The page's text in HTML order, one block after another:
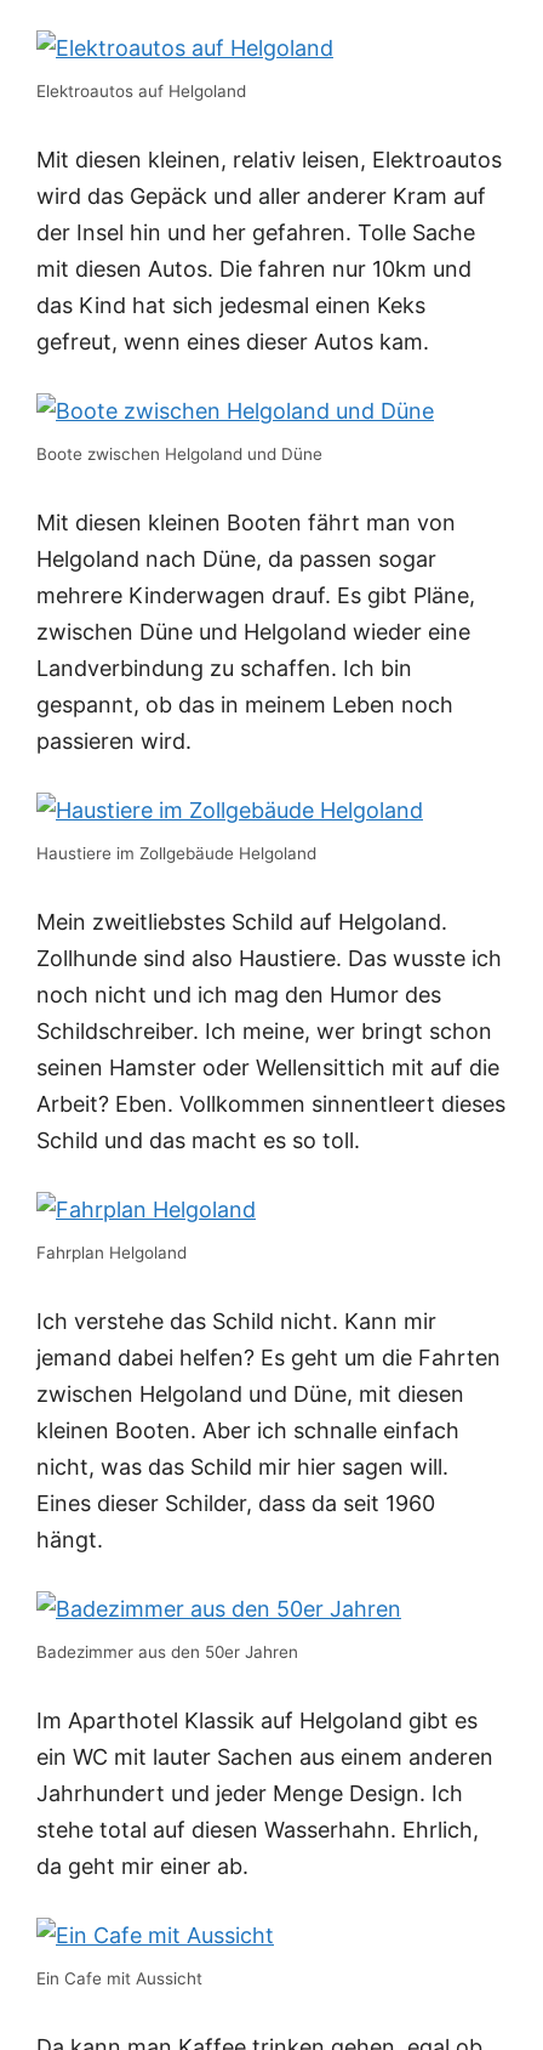
Elektroautos auf Helgoland
Mit diesen kleinen, relativ leisen, Elektroautos
wird das Gepäck und aller anderer Kram auf
der Insel hin und her gefahren. Tolle Sache
mit diesen Autos. Die fahren nur 10km und
das Kind hat sich jedesmal einen Keks
gefreut, wenn eines dieser Autos kam.
Boote zwischen Helgoland und Düne
Mit diesen kleinen Booten fährt man von
Helgoland nach Düne, da passen sogar
mehrere Kinderwagen drauf. Es gibt Pläne,
zwischen Düne und Helgoland wieder eine
Landverbindung zu schaffen. Ich bin
gespannt, ob das in meinem Leben noch
passieren wird.
Haustiere im Zollgebäude Helgoland
Mein zweitliebstes Schild auf Helgoland.
Zollhunde sind also Haustiere. Das wusste ich
noch nicht und ich mag den Humor des
Schildschreiber. Ich meine, wer bringt schon
seinen Hamster oder Wellensittich mit auf die
Arbeit? Eben. Vollkommen sinnentleert dieses
Schild und das macht es so toll.
Fahrplan Helgoland
Ich verstehe das Schild nicht. Kann mir
jemand dabei helfen? Es geht um die Fahrten
zwischen Helgoland und Düne, mit diesen
kleinen Booten. Aber ich schnalle einfach
nicht, was das Schild mir hier sagen will.
Eines dieser Schilder, dass da seit 1960
hängt.
Badezimmer aus den 50er Jahren
Im Aparthotel Klassik auf Helgoland gibt es
ein WC mit lauter Sachen aus einem anderen
Jahrhundert und jeder Menge Design. Ich
stehe total auf diesen Wasserhahn. Ehrlich,
da geht mir einer ab.
Ein Cafe mit Aussicht